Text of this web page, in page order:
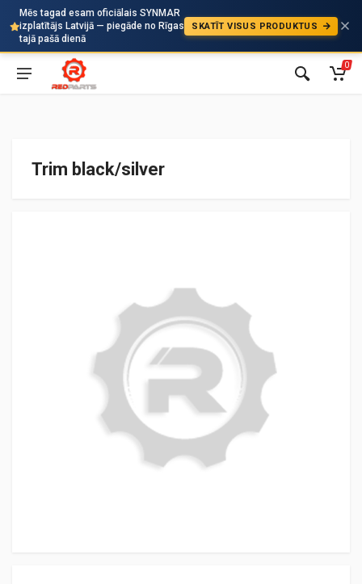
Mēs tagad esam oficiālais SYNMAR
izplatītājs Latvijā — piegāde no Rīgas
tajā pašā dienā
SKATĪT VISUS PRODUKTUS
Auto
0
Trim black/silver